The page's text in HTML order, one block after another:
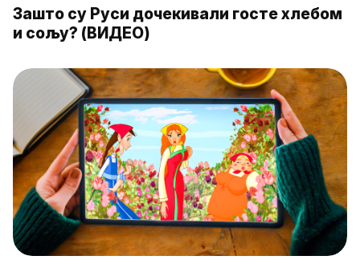
Зашто су Руси дочекивали госте хлебом
и сољу? (ВИДЕО)